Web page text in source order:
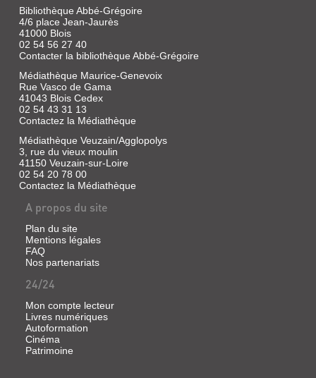
Bibliothèque
Municipale
de
Blois)
LA
BIBLIOTHÈQUE
LES
VOITURIERS
PAR
EAU
ET
LE
COMMERCE
SUR
LA
LOIRE...
Livre
Person,
Françoise
de
Université,
1984
LES
GRANDES
ET
FANTASTIQUES
BATAILLES
DES
GRANS
RO...
Livre
Calenzio,
Eliseo,
1554
Bibliothèque Abbé-Grégoire
4/6 place Jean-Jaurès
41000 Blois
02 54 56 27 40
Contacter la bibliothèque Abbé-Grégoire
Médiathèque Maurice-Genevoix
Rue Vasco de Gama
41043 Blois Cedex
02 54 43 31 13
Contactez la Médiathèque
Médiathèque Veuzain/Agglopolys
3, rue du vieux moulin
41150 Veuzain-sur-Loire
02 54 20 78 00
Contactez la Médiathèque
A propos du site
Plan du site
Mentions légales
FAQ
Nos partenariats
24/24
Mon compte lecteur
Livres numériques
Autoformation
Cinéma
Patrimoine